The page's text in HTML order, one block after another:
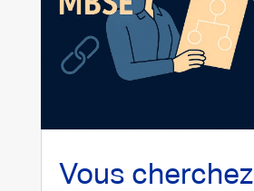
Vous cherchez